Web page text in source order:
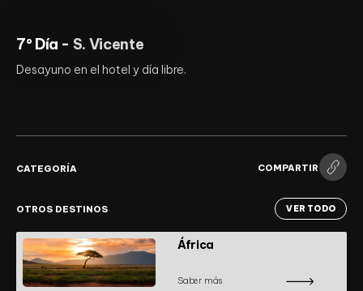
7º Día - S. Vicente
Desayuno en el hotel y día libre.
CATEGORÍA COMPARTIR
OTROS DESTINOS VER TODO
África
Saber más